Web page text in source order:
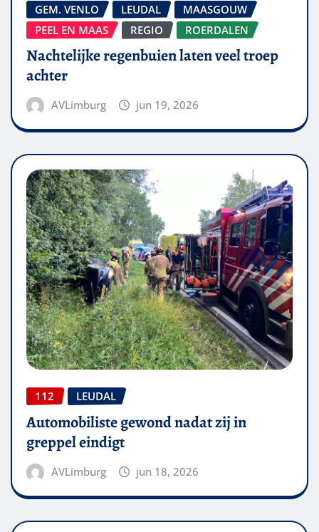
GEM. VENLO
LEUDAL
MAASGOUW
PEEL EN MAAS
REGIO ROERDALEN
Nachtelijke regenbuien laten veel troep
achter
AVLimburg jun 19, 2026
112 LEUDAL
Automobiliste gewond nadat zij in
greppel eindigt
AVLimburg jun 18, 2026